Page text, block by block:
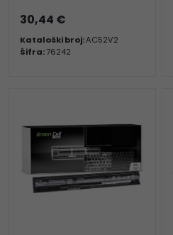
30,44 €
Kataloški broj:AC52V2
Šifra:76242